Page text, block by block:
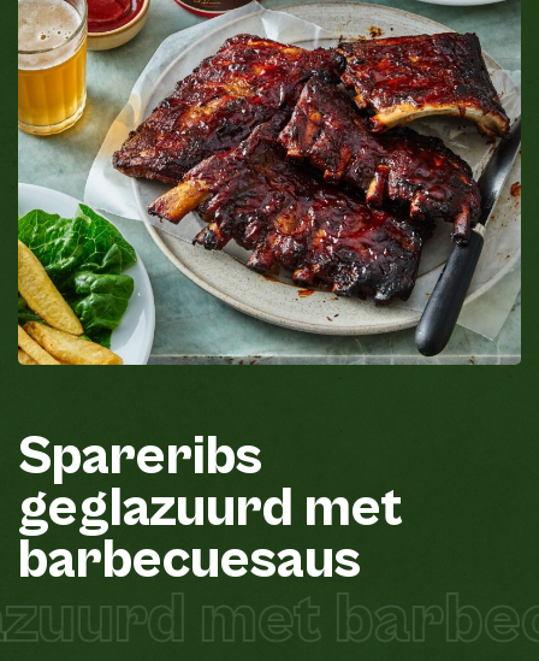
Spareribs
geglazuurd met
barbecuesaus
met